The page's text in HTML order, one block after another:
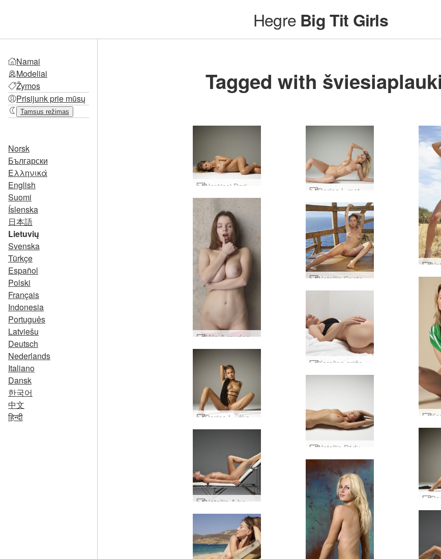
Hegre Big Tit Girls
Namai
Modeliai
Žymos
Prisijunk prie mūsų
Tamsus režimas
Norsk
Български
Ελληνικά
English
Suomi
Íslenska
日本語
Lietuvių
Svenska
Türkçe
Español
Polski
Français
Indonesia
Português
Latviešu
Deutsch
Nederlands
Italiano
Dansk
한국어
中文
हिन्दी
Tagged with
Mila A raudona karšta #28
Natalija Santorinio dvasia #13
Darina L užkalbina jus #45
Natalija A be grožio #32